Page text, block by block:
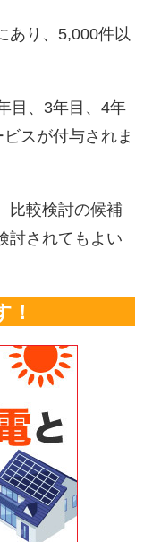
あり、5,000件以
目、3年目、4年
スが付与されま
比較検討の候補
討されてもよい
！